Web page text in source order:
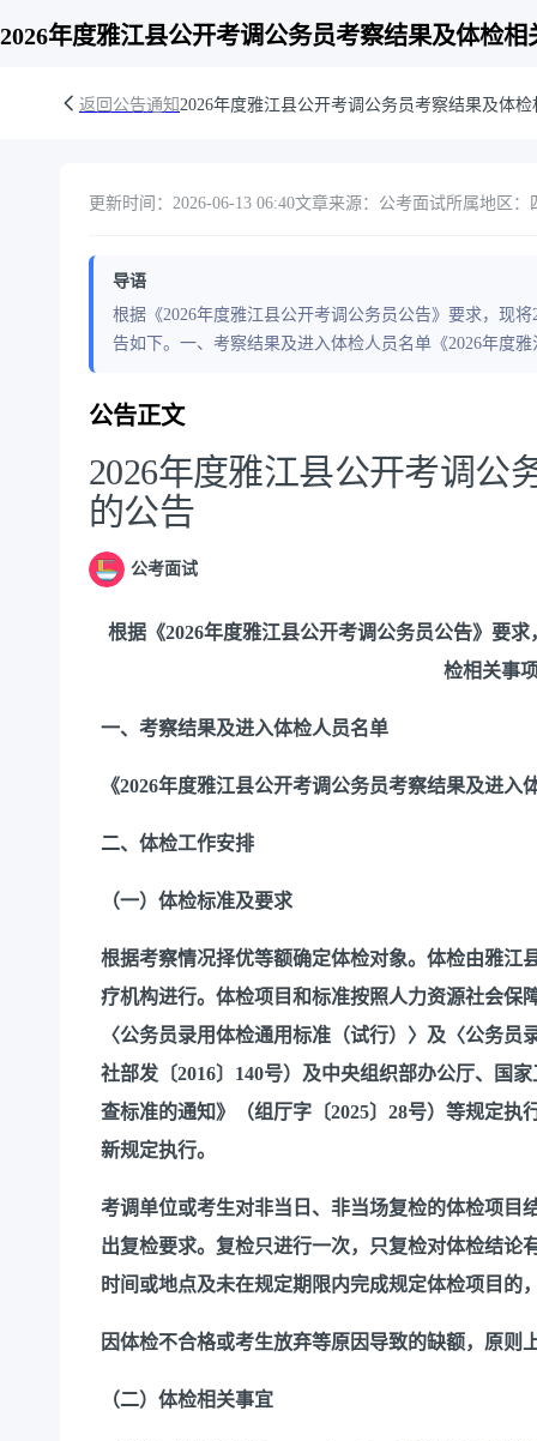
2026年度雅江县公开考调公务员考察结果及体检相
返回公告通知2026年度雅江县公开考调公务员考察结果及体
更新时间：2026-06-13 06:40文章来源：公考面试所属地区：
导语
根据《2026年度雅江县公开考调公务员公告》要求，现
告如下。一、考察结果及进入体检人员名单《2026年度
公告正文
2026年度雅江县公开考调公
的公告
公考面试
根据《2026年度雅江县公开考调公务员公告》要
检相关事
一、考察结果及进入体检人员名单
《2026年度雅江县公开考调公务员考察结果及进入
二、体检工作安排
（一）体检标准及要求
根据考察情况择优等额确定体检对象。体检由雅江
疗机构进行。体检项目和标准按照人力资源社会保
〈公务员录用体检通用标准（试行）〉及〈公务
社部发〔2016〕140号）及中央组织部办公厅、国
查标准的通知》（组厅字〔2025〕28号）等规定
新规定执行。
考调单位或考生对非当日、非当场复检的体检项目
出复检要求。复检只进行一次，只复检对体检结论
时间或地点及未在规定期限内完成规定体检项目的
因体检不合格或考生放弃等原因导致的缺额，原则
（二）体检相关事宜